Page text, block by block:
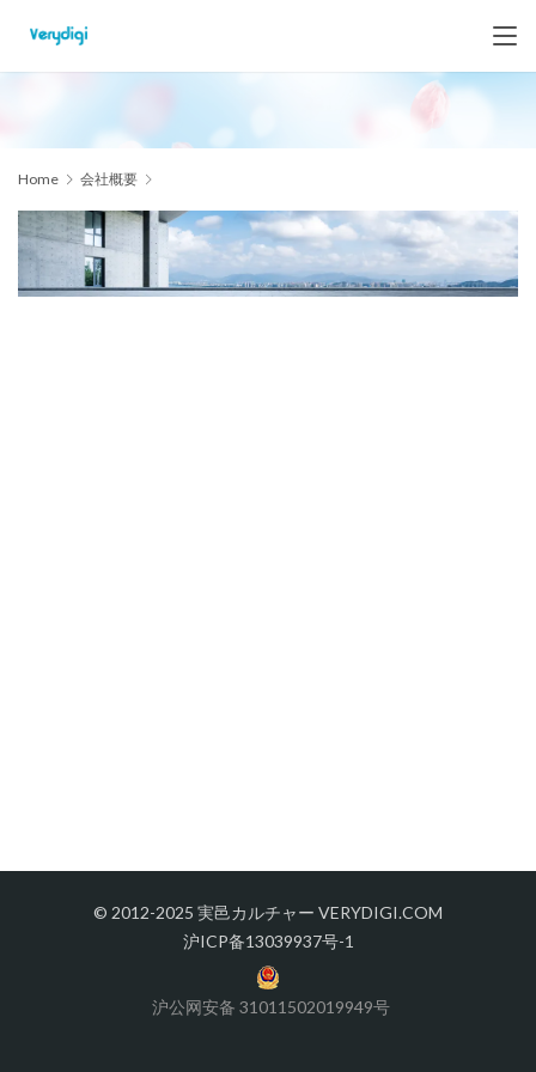
Home 会社概要
© 2012-2025 実邑カルチャー VERYDIGI.COM
沪ICP备13039937号-1
沪公网安备 31011502019949号